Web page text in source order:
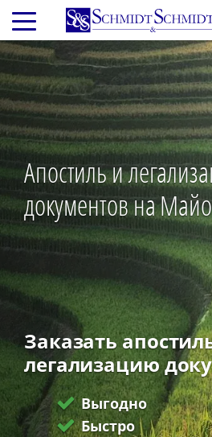
Перейти
основному
содержанию
Апостиль и
документов на
Заказать
легализацию
Выгодно
Быстро